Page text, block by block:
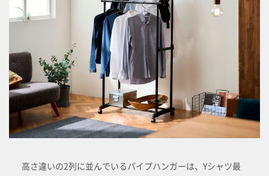
高さ違いの2列に並んでいるパイプハンガーは、Yシャツ最